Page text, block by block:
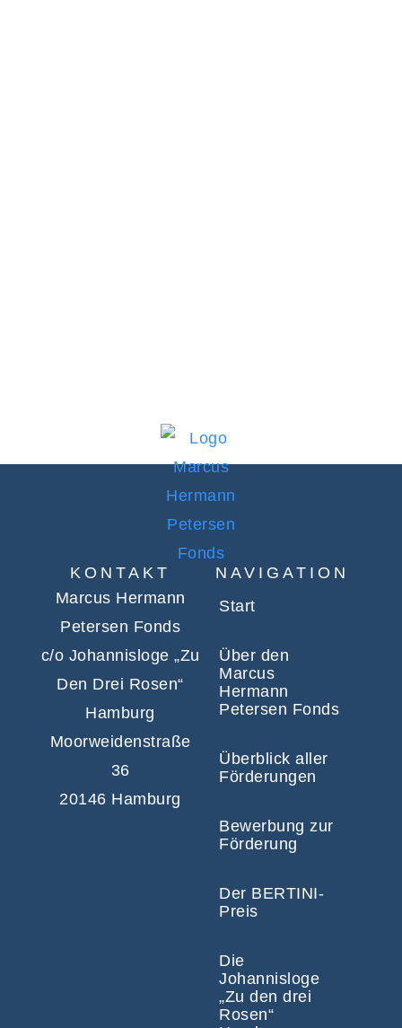
KONTAKT
Marcus Hermann
Petersen Fonds
c/o Johannisloge „Zu
Den Drei Rosen“
Hamburg
Moorweidenstraße
36
20146 Hamburg
NAVIGATION
Start
Über den
Marcus
Hermann
Petersen Fonds
Überblick aller
Förderungen
Bewerbung zur
Förderung
Der BERTINI-
Preis
Die
Johannisloge
„Zu den drei
Rosen“